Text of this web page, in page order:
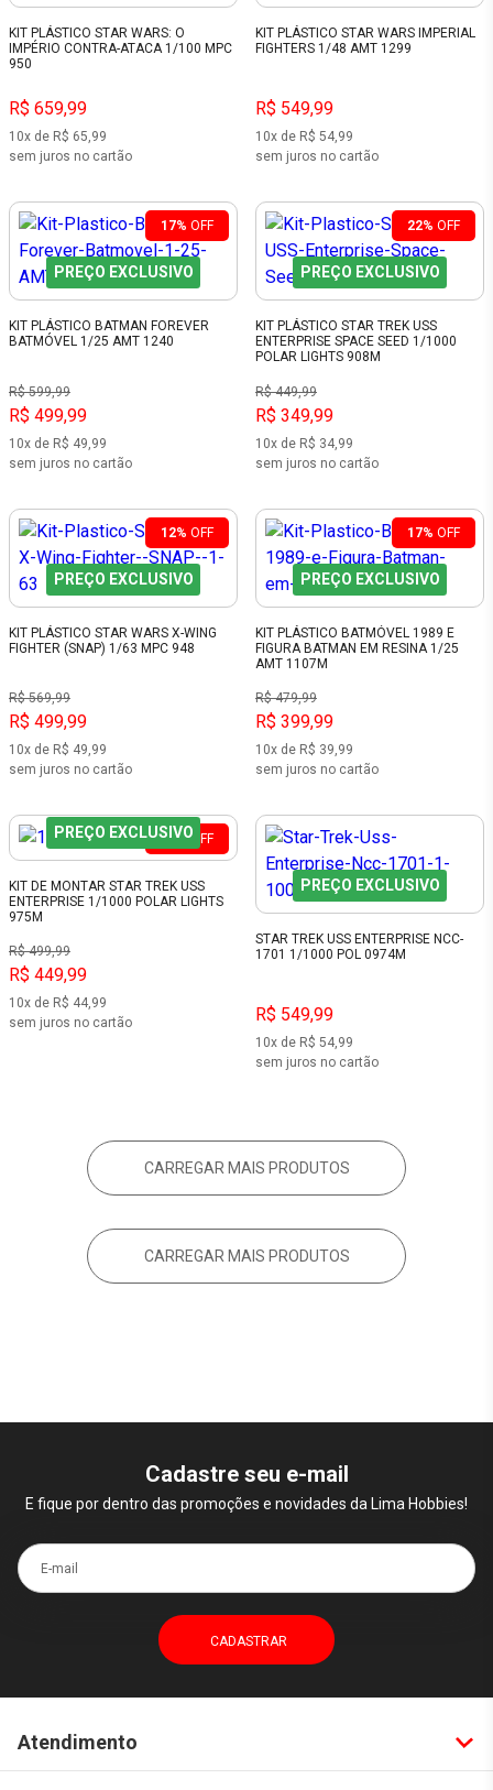
KIT PLÁSTICO STAR WARS: O
IMPÉRIO CONTRA-ATACA 1/100 MPC
950
R$ 659,99
10x de R$ 65,99
sem juros no cartão
KIT PLÁSTICO STAR WARS IMPERIAL
FIGHTERS 1/48 AMT 1299
R$ 549,99
10x de R$ 54,99
sem juros no cartão
17% OFF
PREÇO EXCLUSIVO
KIT PLÁSTICO BATMAN FOREVER
BATMÓVEL 1/25 AMT 1240
R$ 599,99
R$ 499,99
10x de R$ 49,99
sem juros no cartão
22% OFF
PREÇO EXCLUSIVO
KIT PLÁSTICO STAR TREK USS
ENTERPRISE SPACE SEED 1/1000
POLAR LIGHTS 908M
R$ 449,99
R$ 349,99
10x de R$ 34,99
sem juros no cartão
12% OFF
PREÇO EXCLUSIVO
KIT PLÁSTICO STAR WARS X-WING
FIGHTER (SNAP) 1/63 MPC 948
R$ 569,99
R$ 499,99
10x de R$ 49,99
sem juros no cartão
17% OFF
PREÇO EXCLUSIVO
KIT PLÁSTICO BATMÓVEL 1989 E
FIGURA BATMAN EM RESINA 1/25
AMT 1107M
R$ 479,99
R$ 399,99
10x de R$ 39,99
sem juros no cartão
10% OFF
PREÇO EXCLUSIVO
KIT DE MONTAR STAR TREK USS
ENTERPRISE 1/1000 POLAR LIGHTS
975M
R$ 499,99
R$ 449,99
10x de R$ 44,99
sem juros no cartão
PREÇO EXCLUSIVO
STAR TREK USS ENTERPRISE NCC-
1701 1/1000 POL 0974M
R$ 549,99
10x de R$ 54,99
sem juros no cartão
CARREGAR MAIS PRODUTOS
CARREGAR MAIS PRODUTOS
Cadastre seu e-mail
E fique por dentro das promoções e novidades da Lima Hobbies!
E-mail
Atendimento